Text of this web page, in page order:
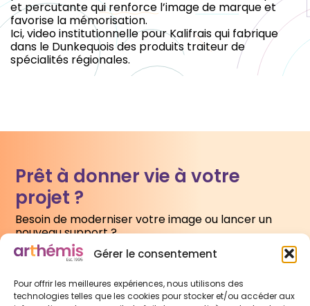
Gérer le consentement
Pour offrir les meilleures expériences, nous utilisons des
technologies telles que les cookies pour stocker et/ou accéder aux
et percutante qui renforce l’image de marque et
favorise la mémorisation.
Ici, video institutionnelle pour Kalifrais qui fabrique
dans le Dunkequois des produits traiteur de
spécialités régionales.
Prêt à donner vie à votre
projet ?
Besoin de moderniser votre image ou lancer un
nouveau support ?